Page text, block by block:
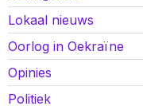
Lokaal nieuws
Oorlog in Oekraïne
Opinies
Politiek